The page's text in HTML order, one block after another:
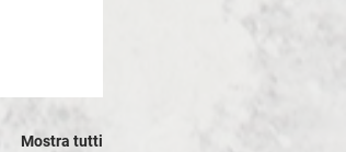
Mostra tutti